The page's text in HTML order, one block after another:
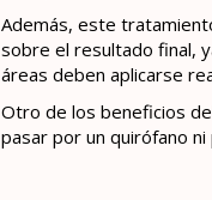
Además, este
sobre el resultado final,
áreas deben aplicarse
Otro de los beneficios
pasar por un quirófano